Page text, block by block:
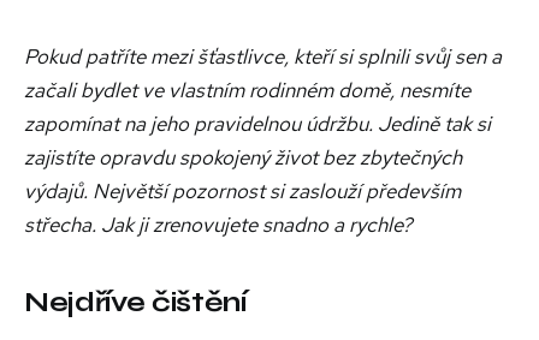
Pokud patříte mezi šťastlivce, kteří si splnili svůj sen a
začali bydlet ve vlastním rodinném domě, nesmíte
zapomínat na jeho pravidelnou údržbu. Jedině tak si
zajistíte opravdu spokojený život bez zbytečných
výdajů. Největší pozornost si zaslouží především
střecha. Jak ji zrenovujete snadno a rychle?
Nejdříve čištění